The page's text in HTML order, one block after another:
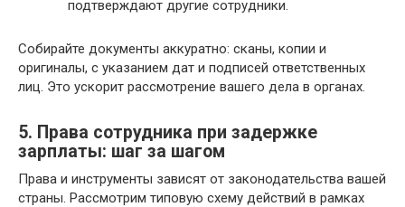
подтверждают другие сотрудники.
Собирайте документы аккуратно: сканы, копии и
оригиналы, с указанием дат и подписей ответственных
лиц. Это ускорит рассмотрение вашего дела в органах.
5. Права сотрудника при задержке
зарплаты: шаг за шагом
Права и инструменты зависят от законодательства вашей
страны. Рассмотрим типовую схему действий в рамках